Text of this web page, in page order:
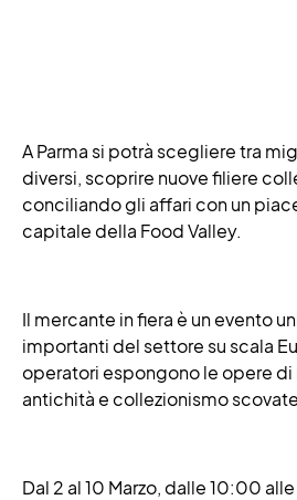
A Parma si potrà scegliere tra
diversi, scoprire nuove filiere
conciliando gli affari con un
capitale della Food Valley.
Il mercante in fiera è un evento
importanti del settore su scala
operatori espongono le opere
antichità e collezionismo
Dal 2 al 10 Marzo, dalle 10:00